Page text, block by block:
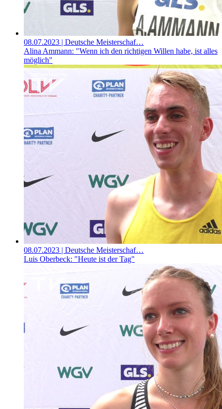
08.07.2023 | Deutsche Meisterschaf…
Alina Ammann: "Wenn ich den richtigen Willen habe, ist alles
möglich"
08.07.2023 | Deutsche Meisterschaf…
Luis Oberbeck: "Heute ist der Tag"